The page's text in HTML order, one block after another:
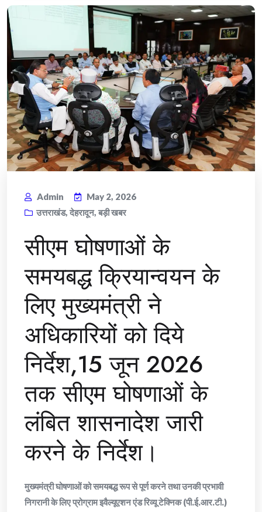
Admin
May 2, 2026
उत्तराखंड, देहरादून, बड़ी खबर
सीएम घोषणाओं के
समयबद्ध क्रियान्वयन के
लिए मुख्यमंत्री ने
अधिकारियों को दिये
निर्देश,15 जून 2026
तक सीएम घोषणाओं के
लंबित शासनादेश जारी
करने के निर्देश।
मुख्यमंत्री घोषणाओं को समयबद्ध रूप से पूर्ण करने तथा उनकी प्रभावी
निगरानी के लिए प्रोग्राम इवैल्यूएशन एंड रिव्यू टेक्निक (पी.ई.आर.टी.)